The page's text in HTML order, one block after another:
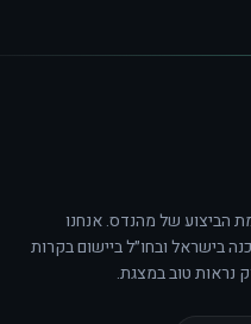
הביצוע של מהנדס.אנחנו
בישראל ובחו״ל ביישום בקרות
נראות טוב במצגת.